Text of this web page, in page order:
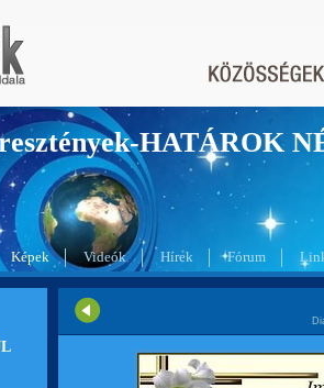
HATÁROK
Képek Videók Hírek Fórum